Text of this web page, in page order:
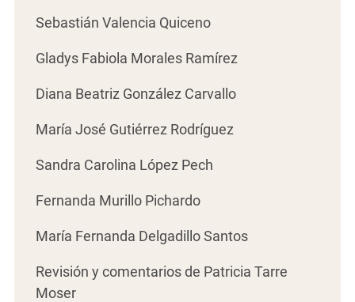
Sebastián Valencia Quiceno
Gladys Fabiola Morales Ramírez
Diana Beatriz González Carvallo
María José Gutiérrez Rodríguez
Sandra Carolina López Pech
Fernanda Murillo Pichardo
María Fernanda Delgadillo Santos
Revisión y comentarios de Patricia Tarre
Moser